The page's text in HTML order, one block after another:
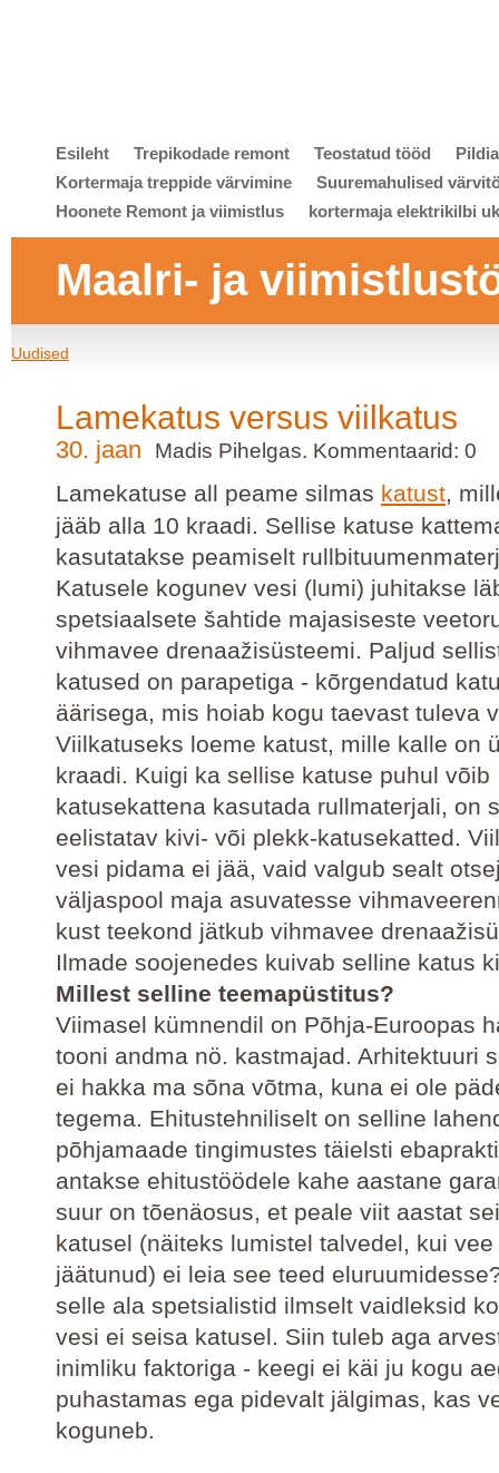
Esileht Trepikodade remont Teostatud tööd
Kortermaja treppide värvimine
Suuremahulised
Hoonete Remont ja viimistlus
kortermaja elektrikilbi
Maalri- ja
Uudised
Lamekatus versus viilkatus
30. jaan Madis Pihelgas. Kommentaarid: 0
Lamekatuse all peame silmas katust,
jääb alla 10 kraadi. Sellise katuse
kasutatakse peamiselt
Katusele kogunev vesi (lumi) juhitakse
spetsiaalsete šahtide majasiseste
vihmavee drenaažisüsteemi. Paljud
katused on parapetiga - kõrgendatud
äärisega, mis hoiab kogu taevast tuleva
Viilkatuseks loeme katust, mille kalle on
kraadi. Kuigi ka sellise katuse puhul võib
katusekattena kasutada rullmaterjali, on
eelistatav kivi- või plekk-katusekatted.
vesi pidama ei jää, vaid valgub sealt
väljaspool maja asuvatesse
kust teekond jätkub vihmavee
Ilmade soojenedes kuivab selline katus
Millest selline teemapüstitus?
Viimasel kümnendil on Põhja-Euroopas
tooni andma nö. kastmajad. Arhitektuuri
ei hakka ma sõna võtma, kuna ei ole
tegema. Ehitustehniliselt on selline
põhjamaade tingimustes täielsti
antakse ehitustöödele kahe aastane
suur on tõenäosus, et peale viit aastat
katusel (näiteks lumistel talvedel, kui
jäätunud) ei leia see teed
selle ala spetsialistid ilmselt vaidleksid
vesi ei seisa katusel. Siin tuleb aga
inimliku faktoriga - keegi ei käi ju kogu
puhastamas ega pidevalt jälgimas, kas
koguneb.